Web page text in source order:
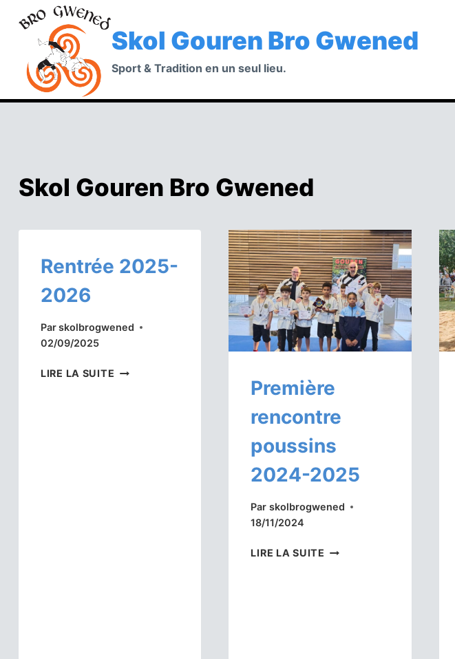
contenu
Skol Gouren Bro Gwened
Sport & Tradition en un seul lieu.
Skol Gouren Bro Gwened
Rentrée 2025-
2026
Parskolbrogwened
02/09/2025
LIRE LA SUITE RENTRÉE
Première
rencontre
poussins
2024-2025
Par skolbrogwened
18/11/2024
LIRE LA SUITE PREMIÈRE